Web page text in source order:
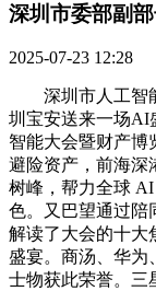
深圳市委部副
2025-07-23 12:28
深圳市人工智能
圳宝安送来一场
智能大会暨财产博
避险资产，前海深
树峰，帮力全球
色。又巴望通过陪
解读了大会的十大
盛宴。商汤、华为
士物获此荣誉。三